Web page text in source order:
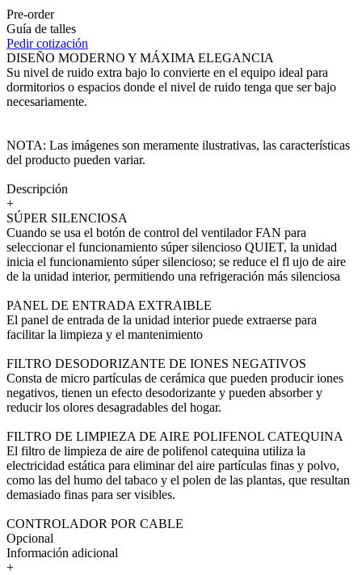
Pre-order
Guía de talles
Pedir cotización
DISEÑO MODERNO Y MÁXIMA ELEGANCIA
Su nivel de ruido extra bajo lo convierte en el equipo ideal para
dormitorios o espacios donde el nivel de ruido tenga que ser bajo
necesariamente.
NOTA: Las imágenes son meramente ilustrativas, las características
del producto pueden variar.
Descripción
+
SÚPER SILENCIOSA
Cuando se usa el botón de control del ventilador FAN para
seleccionar el funcionamiento súper silencioso QUIET, la unidad
inicia el funcionamiento súper silencioso; se reduce el fl ujo de aire
de la unidad interior, permitiendo una refrigeración más silenciosa
PANEL DE ENTRADA EXTRAIBLE
El panel de entrada de la unidad interior puede extraerse para
facilitar la limpieza y el mantenimiento
FILTRO DESODORIZANTE DE IONES NEGATIVOS
Consta de micro partículas de cerámica que pueden producir iones
negativos, tienen un efecto desodorizante y pueden absorber y
reducir los olores desagradables del hogar.
FILTRO DE LIMPIEZA DE AIRE POLIFENOL CATEQUINA
El filtro de limpieza de aire de polifenol catequina utiliza la
electricidad estática para eliminar del aire partículas finas y polvo,
como las del humo del tabaco y el polen de las plantas, que resultan
demasiado finas para ser visibles.
CONTROLADOR POR CABLE
Opcional
Información adicional
+